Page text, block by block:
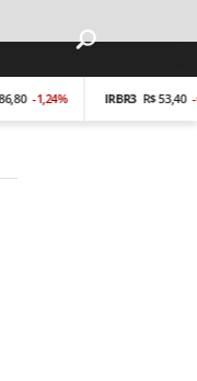
-1,24% R$ 53,40 -0,19%